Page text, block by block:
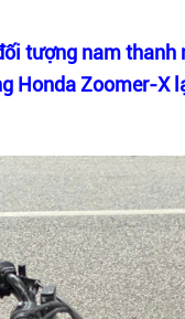
tượng nam thanh
Honda Zoomer-X